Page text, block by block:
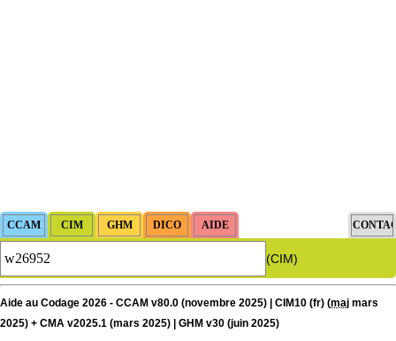
(CIM)
Aide au Codage 2026 - CCAM v80.0 (novembre 2025) | CIM10 (fr) (maj mars
2025) + CMA v2025.1 (mars 2025) | GHM v30 (juin 2025)